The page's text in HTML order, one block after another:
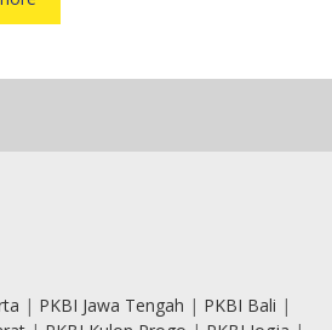
| PKBI Jawa Tengah | PKBI Bali |